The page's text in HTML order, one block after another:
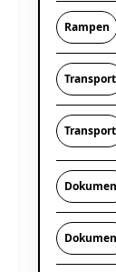
Rampen
Transport
Transport